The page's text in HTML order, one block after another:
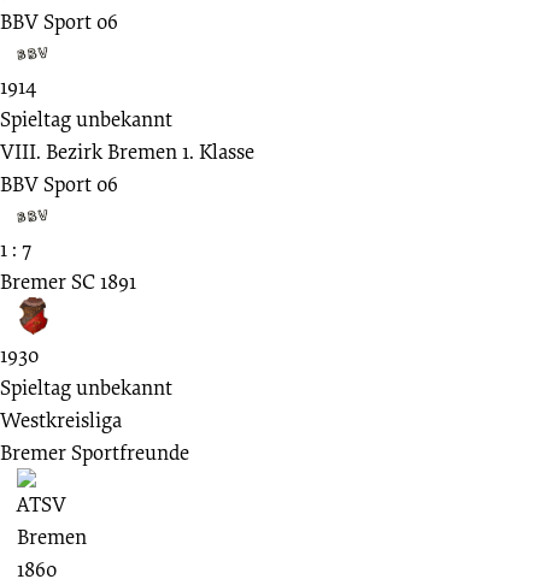
BBV Sport 06
1914
Spieltag unbekannt
VIII. Bezirk Bremen 1. Klasse
BBV Sport 06
1 : 7
Bremer SC 1891
1930
Spieltag unbekannt
Westkreisliga
Bremer Sportfreunde